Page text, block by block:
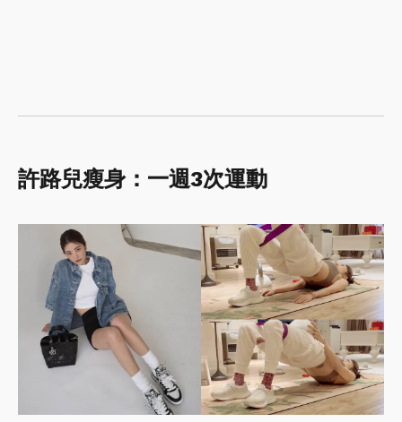
許路兒瘦身：一週3次運動